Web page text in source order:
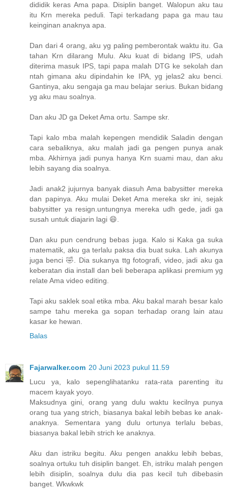
dididik keras Ama papa. Disiplin banget. Walopun aku tau
itu Krn mereka peduli. Tapi terkadang papa ga mau tau
keinginan anaknya apa.
Dan dari 4 orang, aku yg paling pemberontak waktu itu. Ga
tahan Krn dilarang Mulu. Aku kuat di bidang IPS, udah
diterima masuk IPS, tapi papa malah DTG ke sekolah dan
ntah gimana aku dipindahin ke IPA, yg jelas2 aku benci.
Gantinya, aku sengaja ga mau belajar serius. Bukan bidang
yg aku mau soalnya.
Dan aku JD ga Deket Ama ortu. Sampe skr.
Tapi kalo mba malah kepengen mendidik Saladin dengan
cara sebaliknya, aku malah jadi ga pengen punya anak
mba. Akhirnya jadi punya hanya Krn suami mau, dan aku
lebih sayang dia soalnya.
Jadi anak2 jujurnya banyak diasuh Ama babysitter mereka
dan papinya. Aku mulai Deket Ama mereka skr ini, sejak
babysitter ya resign.untungnya mereka udh gede, jadi ga
susah untuk diajarin lagi 😄.
Dan aku pun cendrung bebas juga. Kalo si Kaka ga suka
matematik, aku ga terlalu paksa dia buat suka. Lah akunya
juga benci 🤣. Dia sukanya ttg fotografi, video, jadi aku ga
keberatan dia install dan beli beberapa aplikasi premium yg
relate Ama video editing.
Tapi aku saklek soal etika mba. Aku bakal marah besar kalo
sampe tahu mereka ga sopan terhadap orang lain atau
kasar ke hewan.
Balas
Fajarwalker.com 20 Juni 2023 pukul 11.59
Lucu ya, kalo sepenglihatanku rata-rata parenting itu
macem kayak yoyo.
Maksudnya gini, orang yang dulu waktu kecilnya punya
orang tua yang strich, biasanya bakal lebih bebas ke anak-
anaknya. Sementara yang dulu ortunya terlalu bebas,
biasanya bakal lebih strich ke anaknya.
Aku dan istriku begitu. Aku pengen anakku lebih bebas,
soalnya ortuku tuh disiplin banget. Eh, istriku malah pengen
lebih disiplin, soalnya dulu dia pas kecil tuh dibebasin
banget. Wkwkwk